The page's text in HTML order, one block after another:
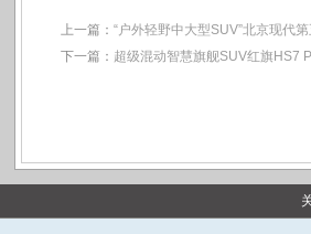
上一篇： “户外轻野中大型SUV”北京现代
下一篇： 超级混动智慧旗舰SUV红旗HS7